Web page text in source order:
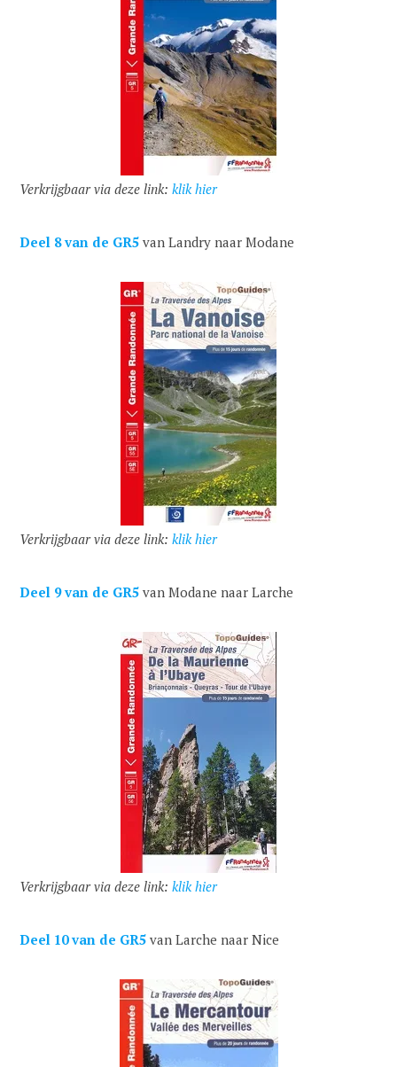
Verkrijgbaar via deze link:klik hier
Deel 8 van de GR5 van Landry naar Modane
Verkrijgbaar via deze link:klik hier
Deel 9 van de GR5 van Modane naar Larche
Verkrijgbaar via deze link:klik hier
Deel 10 van de GR5 van Larche naar Nice